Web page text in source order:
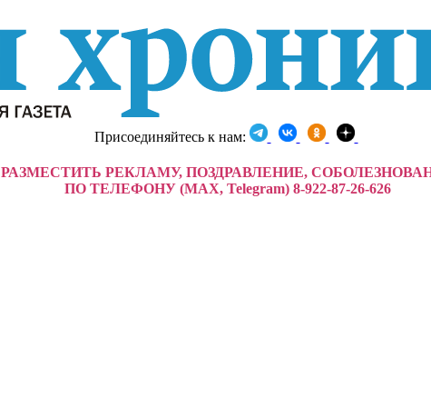
Присоединяйтесь к нам:
РАЗМЕСТИТЬ РЕКЛАМУ, ПОЗДРАВЛЕНИЕ,
ПО ТЕЛЕФОНУ (MAX, Telegram) 8-922-87-26-626